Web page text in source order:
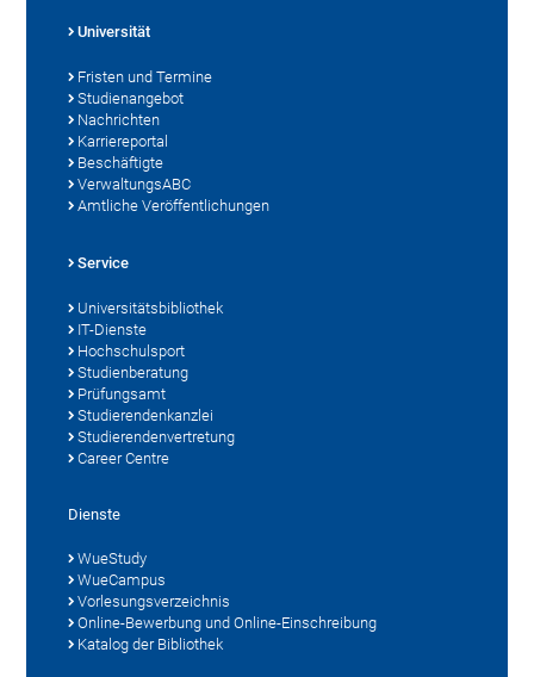
Universität
Fristen und Termine
Studienangebot
Nachrichten
Karriereportal
Beschäftigte
VerwaltungsABC
Amtliche Veröffentlichungen
Service
Universitätsbibliothek
IT-Dienste
Hochschulsport
Studienberatung
Prüfungsamt
Studierendenkanzlei
Studierendenvertretung
Career Centre
Dienste
WueStudy
WueCampus
Vorlesungsverzeichnis
Online-Bewerbung und Online-Einschreibung
Katalog der Bibliothek